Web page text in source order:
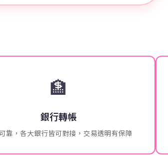
🏦
銀行轉帳
靠，各大銀行皆可對接，交易透明有保障